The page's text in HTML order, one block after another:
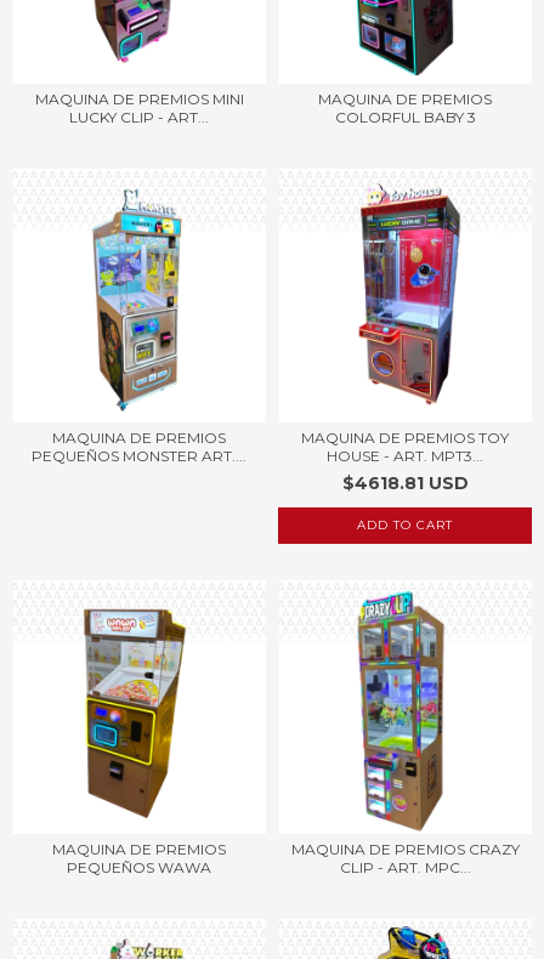
MAQUINA DE PREMIOS MINI
LUCKY CLIP - ART...
MAQUINA DE PREMIOS
COLORFUL BABY 3
MAQUINA DE PREMIOS
PEQUEÑOS MONSTER ART....
MAQUINA DE PREMIOS TOY
HOUSE - ART. MPT3...
$4618.81 USD
MAQUINA DE PREMIOS
PEQUEÑOS WAWA
MAQUINA DE PREMIOS CRAZY
CLIP - ART. MPC...